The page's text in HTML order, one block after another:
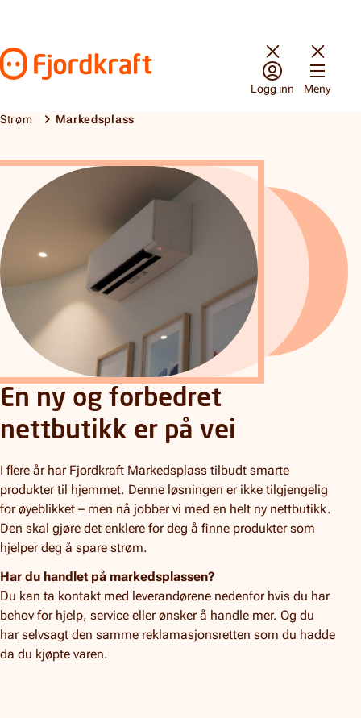
Gå til forsiden
Logg inn Meny
Strøm Markedsplass
En ny og forbedret
nettbutikk er på vei
I flere år har Fjordkraft Markedsplass tilbudt smarte
produkter til hjemmet. Denne løsningen er ikke tilgjengelig
for øyeblikket – men nå jobber vi med en helt ny nettbutikk.
Den skal gjøre det enklere for deg å finne produkter som
hjelper deg å spare strøm.
Har du handlet på markedsplassen?
Du kan ta kontakt med leverandørene nedenfor hvis du har
behov for hjelp, service eller ønsker å handle mer. Og du
har selvsagt den samme reklamasjonsretten som du hadde
da du kjøpte varen.